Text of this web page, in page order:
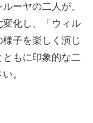
ーヤの二人が、
変化し、「ウィル
子を楽しく演じ
もに印象的な二
。